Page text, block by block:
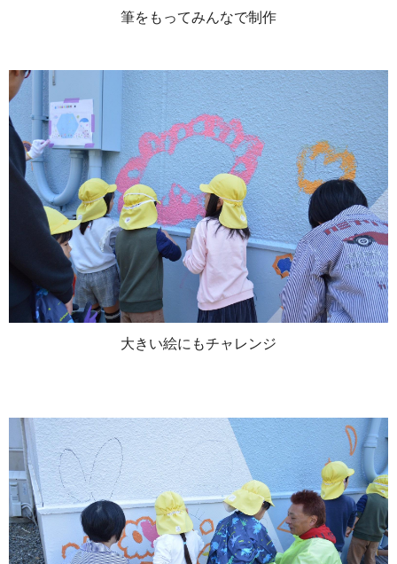
筆をもってみんなで制作
大きい絵にもチャレンジ